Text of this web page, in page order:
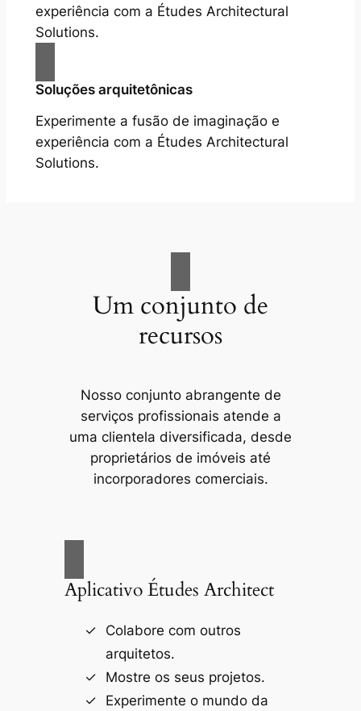
experiência com a Études Architectural
Solutions.
Soluções arquitetônicas
Experimente a fusão de imaginação e
experiência com a Études Architectural
Solutions.
Um conjunto de
recursos
Nosso conjunto abrangente de
serviços profissionais atende a
uma clientela diversificada, desde
proprietários de imóveis até
incorporadores comerciais.
Aplicativo Études Architect
Colabore com outros
arquitetos.
Mostre os seus projetos.
Experimente o mundo da